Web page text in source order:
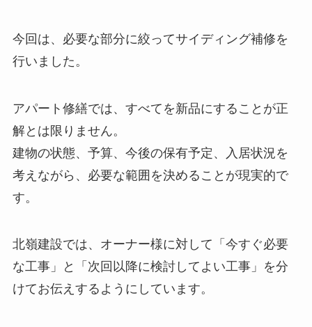
今回は、必要な部分に絞ってサイディング補修を
行いました。
アパート修繕では、すべてを新品にすることが正
解とは限りません。
建物の状態、予算、今後の保有予定、入居状況を
考えながら、必要な範囲を決めることが現実的で
す。
北嶺建設では、オーナー様に対して「今すぐ必要
な工事」と「次回以降に検討してよい工事」を分
けてお伝えするようにしています。